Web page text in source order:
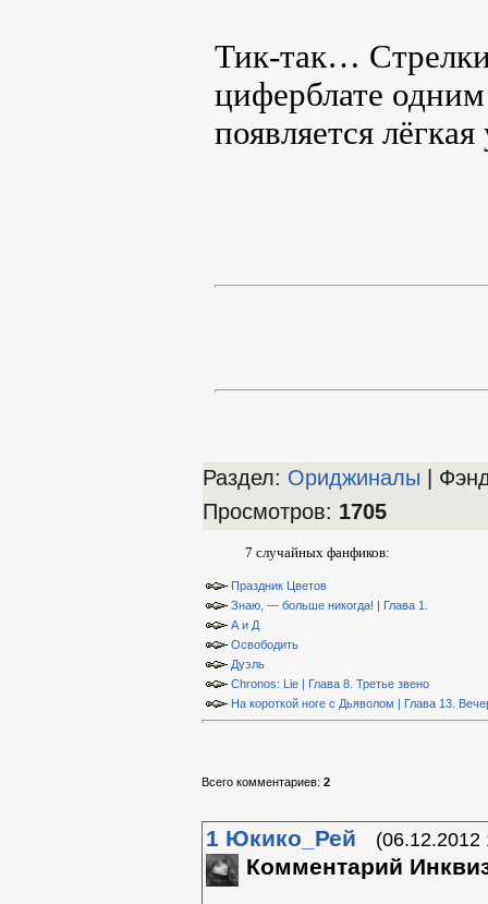
Тик-так…
циферблате
появляется
Раздел: Ориджиналы |
Просмотров: 1705
7 случайных фанфиков:
Праздник Цветов
Знаю, — больше никогда! | Глава 1.
А и Д
Освободить
Дуэль
Chronos: Lie | Глава 8. Третье звено
На короткой ноге с Дьяволом | Глава 13.
Всего комментариев: 2
1 Юкико_Рей (06.12.2012
Комментарий